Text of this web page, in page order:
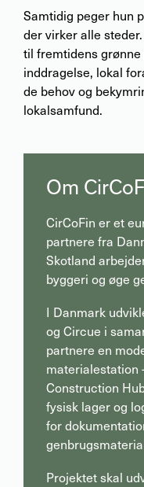
Samtidig peger hun
der virker alle
til fremtidens
inddragelse, lokal
de behov og
lokalsamfund.
Om
CirCoFin er et
partnere fra
Skotland
byggeri og øge
I Danmark
og Circue i
partnere en
materialestation
Construction
fysisk lager og
for
Projektet skal